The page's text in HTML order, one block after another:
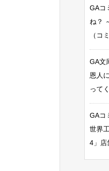
GAコ
ね？
（コ
GA文
恩人
って
GAコ
世界
4」店